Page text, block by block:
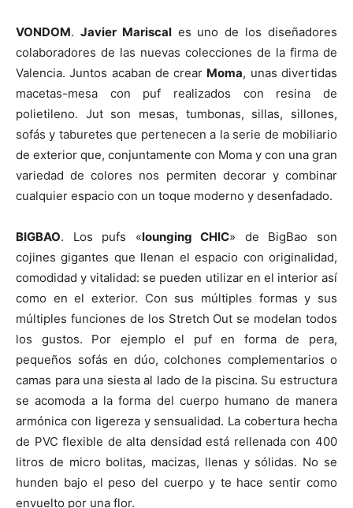
VONDOM. Javier Mariscales uno de los diseñadores
colaboradores de las nuevas colecciones de la firma de
Valencia. Juntos acaban de crear Moma, unas divertidas
macetas-mesa con puf realizados con resina de
polietileno. Jut son mesas, tumbonas, sillas, sillones,
sofás y taburetes que pertenecen a la serie de mobiliario
de exterior que, conjuntamente con Moma y con una gran
variedad de colores nos permiten decorar y combinar
cualquier espacio con un toque moderno y desenfadado.
BIGBAO. Los pufs «lounging CHIC» de BigBao son
cojines gigantes que llenan el espacio con originalidad,
comodidad y vitalidad: se pueden utilizar en el interior así
como en el exterior. Con sus múltiples formas y sus
múltiples funciones de los Stretch Out se modelan todos
los gustos. Por ejemplo el puf en forma de pera,
pequeños sofás en dúo, colchones complementarios o
camas para una siesta al lado de la piscina. Su estructura
se acomoda a la forma del cuerpo humano de manera
armónica con ligereza y sensualidad. La cobertura hecha
de PVC flexible de alta densidad está rellenada con 400
litros de micro bolitas, macizas, llenas y sólidas. No se
hunden bajo el peso del cuerpo y te hace sentir como
envuelto por una flor.